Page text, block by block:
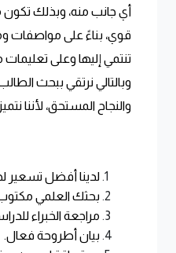
أي جانب منه، وبذلك
قوي، بناءً على مواصفات
تنتمي إليها وعلى
وبالتالي نرتقي ببحث
والنجاح المستحق، لأننا
لدينا أفضل تسعير
بحثك العلمي
مراجعة الخبراء
بيان أطروحة فعال.